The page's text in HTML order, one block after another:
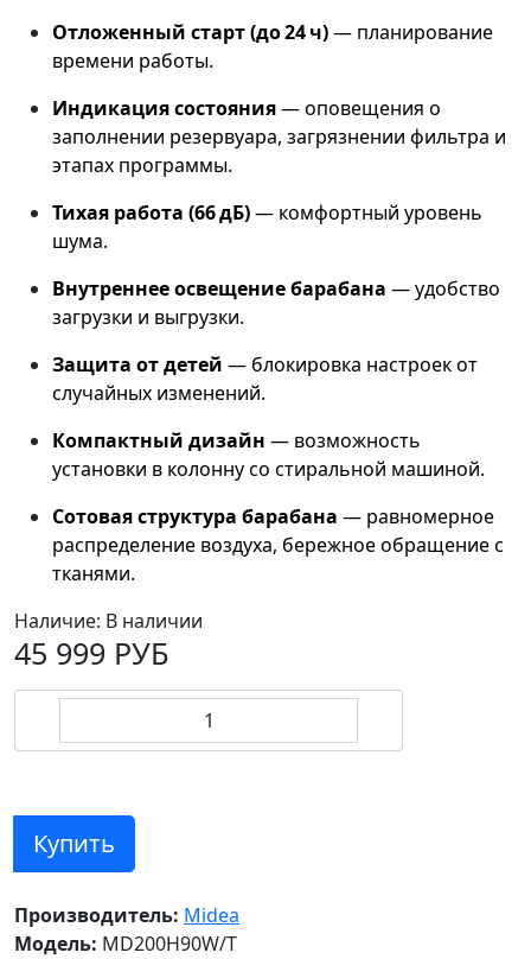
Отложенный старт (до 24 ч)— планирование
времени работы.
Индикация состояния— оповещения о
заполнении резервуара, загрязнении фильтра и
этапах программы.
Тихая работа (66 дБ)— комфортный уровень
шума.
Внутреннее освещение барабана — удобство
загрузки и выгрузки.
Защита от детей — блокировка настроек от
случайных изменений.
Компактный дизайн — возможность
установки в колонну со стиральной машиной.
Сотовая структура барабана — равномерное
распределение воздуха, бережное обращение с
тканями.
Наличие: В наличии
45 999 РУБ
Купить
Производитель: Midea
Модель: MD200H90W/T